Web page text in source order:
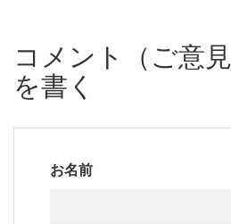
コメント（ご意
を書く
お名前